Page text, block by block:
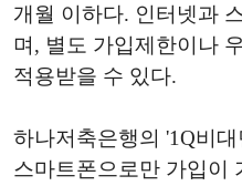
개월 이하다. 인터넷과
며, 별도 가입제한이나
적용받을 수 있다.
하나저축은행의 '1Q비
스마트폰으로만 가입이